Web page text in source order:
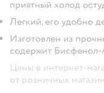
приятный холод
Легкий, его удобно
Изготовлен из
содержит
Цены в интернет-
от розничных